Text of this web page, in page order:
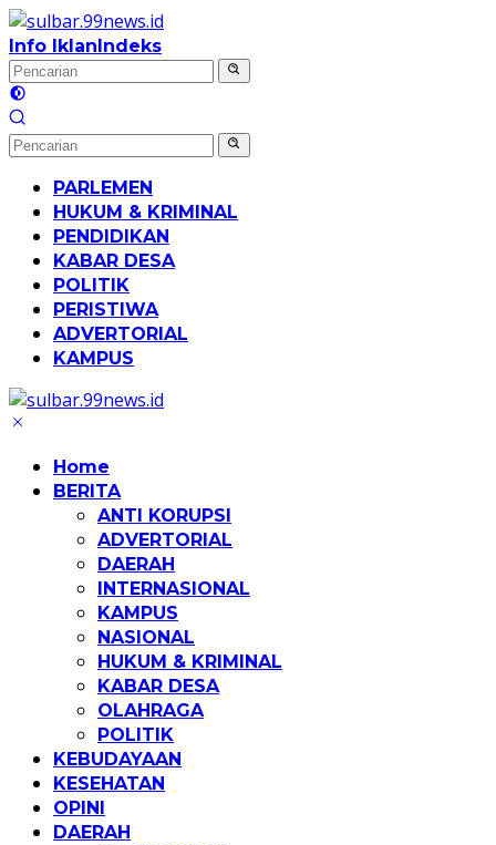
Langsung
ke
konten
Info IklanIndeks
PARLEMEN
HUKUM & KRIMINAL
PENDIDIKAN
KABAR DESA
POLITIK
PERISTIWA
ADVERTORIAL
KAMPUS
Home
BERITA
ANTI KORUPSI
ADVERTORIAL
DAERAH
INTERNASIONAL
KAMPUS
NASIONAL
HUKUM & KRIMINAL
KABAR DESA
OLAHRAGA
POLITIK
KEBUDAYAAN
KESEHATAN
OPINI
DAERAH